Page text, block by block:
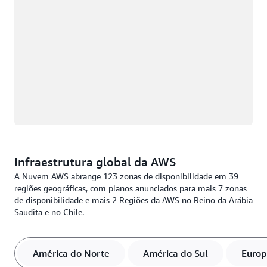
Infraestrutura global da AWS
A Nuvem AWS abrange 123 zonas de disponibilidade em 39
regiões geográficas, com planos anunciados para mais 7 zonas
de disponibilidade e mais 2 Regiões da AWS no Reino da Arábia
Saudita e no Chile.
América do Norte América do Sul